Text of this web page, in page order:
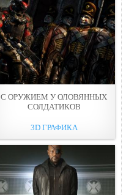
С ОРУЖИЕМ У ОЛОВЯННЫX
СОЛДАТИКОВ
3D ГРАФИКА